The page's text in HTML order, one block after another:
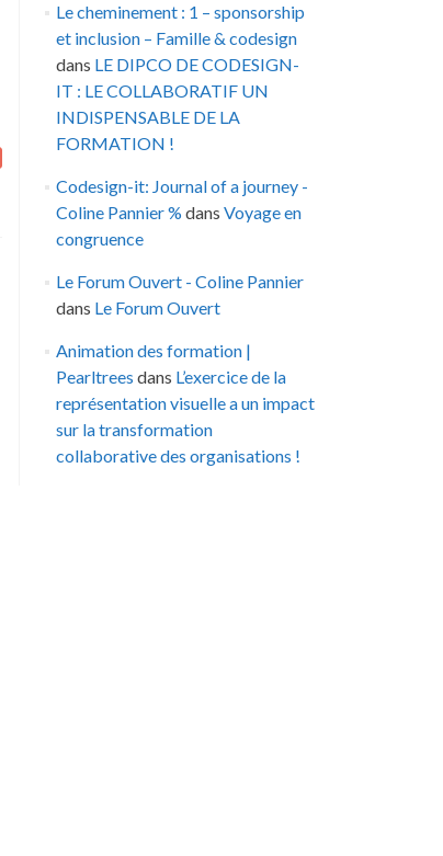
Le cheminement : 1 – sponsorship
et inclusion – Famille & codesign
dans LE DIPCO DE CODESIGN-
IT : LE COLLABORATIF UN
INDISPENSABLE DE LA
FORMATION !
Codesign-it: Journal of a journey -
Coline Pannier % dans Voyage en
congruence
Le Forum Ouvert - Coline Pannier
dans Le Forum Ouvert
Animation des formation |
Pearltrees dans L’exercice de la
représentation visuelle a un impact
sur la transformation
collaborative des organisations !